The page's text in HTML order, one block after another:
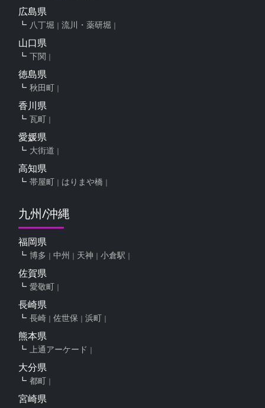
広島県
八丁堀 流川・薬研堀
山口県
下関
徳島県
秋田町
香川県
瓦町
愛媛県
大街道
高知県
帯屋町 はりまや橋
九州/沖縄
福岡県
博多 中州 天神 小倉駅
佐賀県
愛敬町
長崎県
長崎 佐世保 浜町
熊本県
上通アーケード
大分県
都町
宮崎県